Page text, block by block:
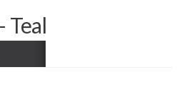
Teal